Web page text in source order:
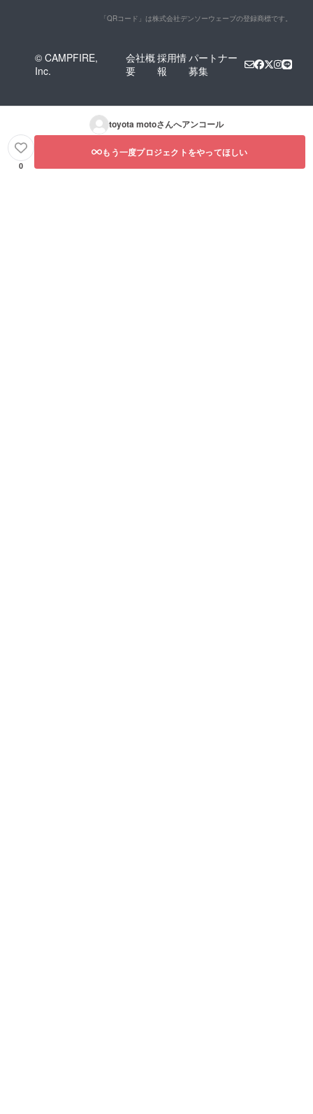
「QRコード」は株式会社デンソーウェーブの登録商標です。
© CAMPFIRE,
Inc.
会社概
要
採用情
報
パートナー
募集
toyota motoさんへアンコール
0
もう一度プロジェクトをやってほしい